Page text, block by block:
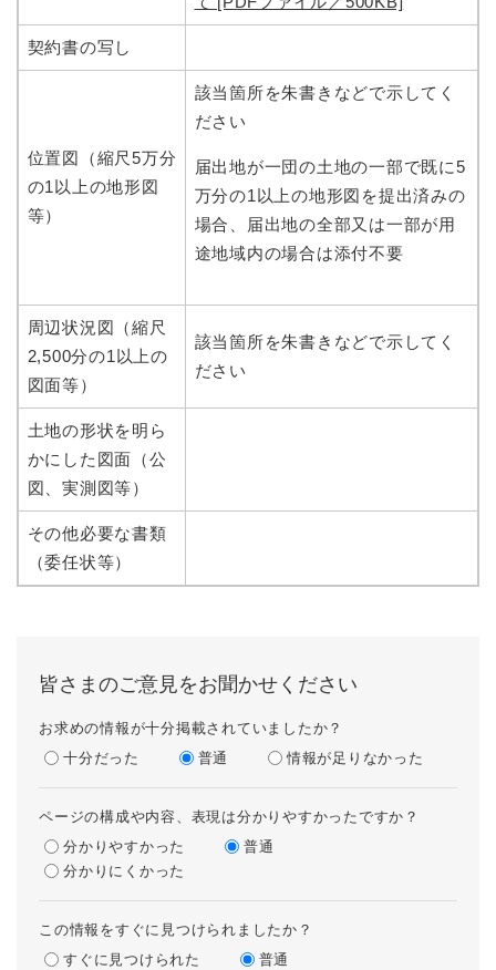
契約書の写し
位置図（縮尺5万分
の1以上の地形図
等）
該当箇所を朱書きなどで示してく
ださい
届出地が一団の土地の一部で既に5
万分の1以上の地形図を提出済みの
場合、届出地の全部又は一部が用
途地域内の場合は添付不要
周辺状況図（縮尺
2,500分の1以上の
図面等）
該当箇所を朱書きなどで示してく
ださい
土地の形状を明ら
かにした図面（公
図、実測図等）
その他必要な書類
（委任状等）
皆さまのご意見をお聞かせください
お求めの情報が十分掲載されていましたか？
十分だった
普通 情報が足りなかった
ページの構成や内容、表現は分かりやすかったですか？
分かりやすかった
普通
分かりにくかった
この情報をすぐに見つけられましたか？
すぐに見つけられた
普通